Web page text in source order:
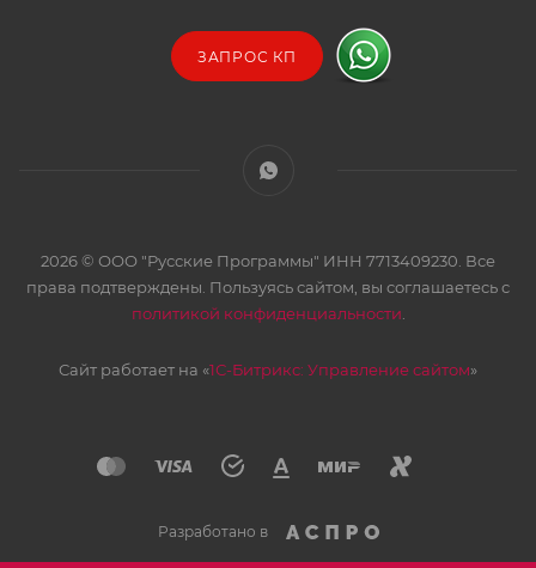
ЗАПРОС КП
2026 © ООО "Русские Программы" ИНН 7713409230. Все
права подтверждены. Пользуясь сайтом, вы соглашаетесь с
политикой конфиденциальности
Сайт работает на «1С-Битрикс: Управление сайтом»
Разработано в